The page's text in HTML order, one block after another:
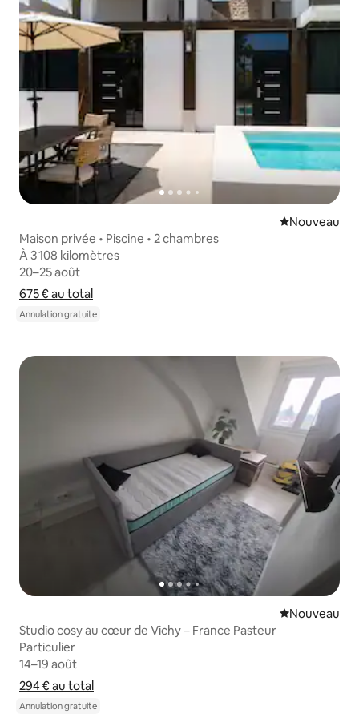
Maison privée • Piscine • 2 chambres
À 3 108 kilomètres
À 3 108 kilomètres
20–25 août
20–25 août
675 €au total
675 € au total
Annulation gratuite
Nouvel
Nouveau
Studio cosy au cœur de Vichy – France Pasteur
Particulier
Particulier
14–19 août
14–19 août
294 €au total
294 € au total
Annulation gratuite
Nouvel
Nouveau